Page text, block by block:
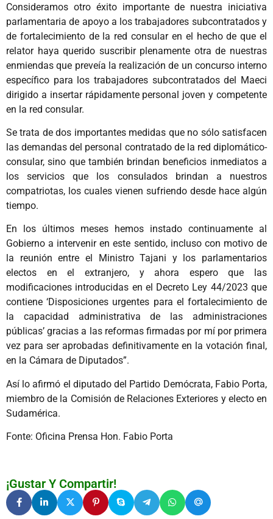
Consideramos otro éxito importante de nuestra iniciativa
parlamentaria de apoyo a los trabajadores subcontratados y
de fortalecimiento de la red consular en el hecho de que el
relator haya querido suscribir plenamente otra de nuestras
enmiendas que preveía la realización de un concurso interno
específico para los trabajadores subcontratados del Maeci
dirigido a insertar rápidamente personal joven y competente
en la red consular.
Se trata de dos importantes medidas que no sólo satisfacen
las demandas del personal contratado de la red diplomático-
consular, sino que también brindan beneficios inmediatos a
los servicios que los consulados brindan a nuestros
compatriotas, los cuales vienen sufriendo desde hace algún
tiempo.
En los últimos meses hemos instado continuamente al
Gobierno a intervenir en este sentido, incluso con motivo de
la reunión entre el Ministro Tajani y los parlamentarios
electos en el extranjero, y ahora espero que las
modificaciones introducidas en el Decreto Ley 44/2023 que
contiene ‘Disposiciones urgentes para el fortalecimiento de
la capacidad administrativa de las administraciones
públicas’ gracias a las reformas firmadas por mí por primera
vez para ser aprobadas definitivamente en la votación final,
en la Cámara de Diputados”.
Así lo afirmó el diputado del Partido Demócrata, Fabio Porta,
miembro de la Comisión de Relaciones Exteriores y electo en
Sudamérica.
Fonte: Oficina Prensa Hon. Fabio Porta
¡Gustar Y Compartir!